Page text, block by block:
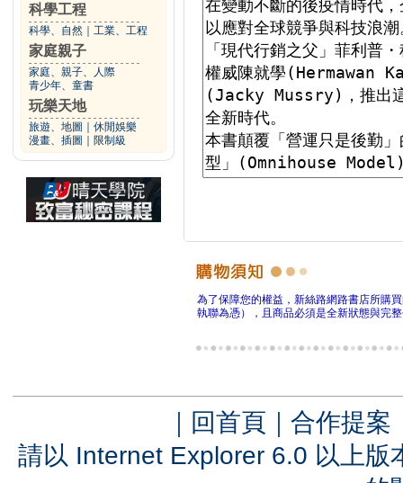
科學工程
科學、自然 工業、工程
家庭親子
家庭、親子、人際
青少年、童書
玩樂天地
旅遊、地圖
休閒娛樂
漫畫、插圖
限制級
為了保障您的權益，新絲路網路書店所購
執聯為憑），且商品必須是全新狀態與完
｜ 回首頁 ｜ 合作提案
請以 Internet Explorer 6.0 以上